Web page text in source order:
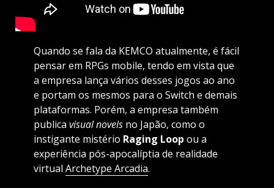
Quando se fala da KEMCO atualmente, é fácil
pensar em RPGs mobile, tendo em vista que
a empresa lança vários desses jogos ao ano
e portam os mesmos para o Switch e demais
plataformas. Porém, a empresa também
publica visual novels no Japão, como o
instigante mistério Raging Loop ou a
experiência pós-apocalíptia de realidade
virtual Archetype Arcadia.